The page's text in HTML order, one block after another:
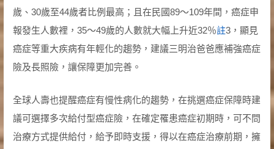
歲、30歲至44歲者比例最高；且在民國89～109年間，癌症申
報發生人數裡，35～49歲的人數就大幅上升近32％註3，顯見
癌症等重大疾病有年輕化的趨勢，建議三明治爸爸應補強癌症
險及長照險，讓保障更加完善。
全球人壽也提醒癌症有慢性病化的趨勢，在挑選癌症保障時建
議可選擇多次給付型癌症險，在確定罹患癌症初期時，可不問
治療方式提供給付，給予即時支援，得以在癌症治療前期，擁